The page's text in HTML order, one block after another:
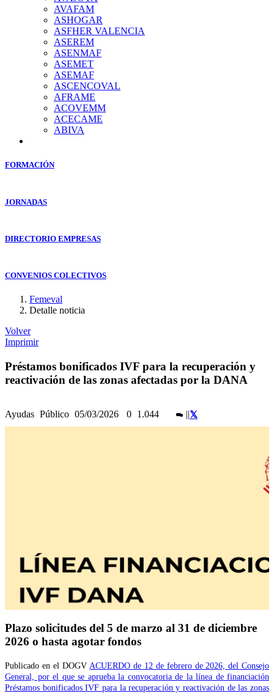
AVAFAM
ASHOGAR
ASFHER VALENCIA
ASEREM
ASENMAF
ASEMET
ASEMAF
ASCENCOVAL
AFRAME
ACOVEMM
ACECAME
ABIVA
FORMACIÓN
JORNADAS
DIRECTORIO EMPRESAS
CONVENIOS COLECTIVOS
Femeval
Detalle noticia
Volver
Imprimir
Préstamos bonificados IVF para la recuperación y
reactivación de las zonas afectadas por la DANA
Ayudas Público 05/03/2026 0 1.044 ||
Plazo solicitudes del 5 de marzo al 31 de diciembre
2026 o hasta agotar fondos
Publicado en el DOGV ACUERDO de 12 de febrero de 2026, del Consejo
General, por el que se aprueba la convocatoria de la línea de financiación
Préstamos bonificados IVF para la recuperación y reactivación de las zonas